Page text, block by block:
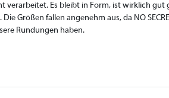
verarbeitet. Es bleibt in Form, ist wirklich gut
Größen fallen angenehm aus, da NO
Rundungen haben.